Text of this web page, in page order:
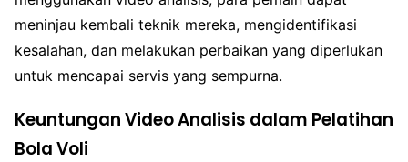
meninjau kembali teknik mereka, mengidentifikasi
kesalahan, dan melakukan perbaikan yang diperlukan
untuk mencapai servis yang sempurna.
Keuntungan Video Analisis dalam Pelatihan
Bola Voli